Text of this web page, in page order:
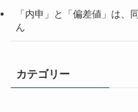
「内申」と「偏差値」は、
ん
カテゴリー